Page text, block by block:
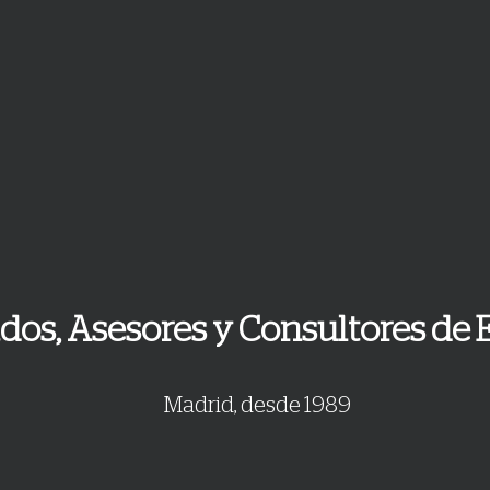
Asesores y Consultores de
Madrid, desde 1989